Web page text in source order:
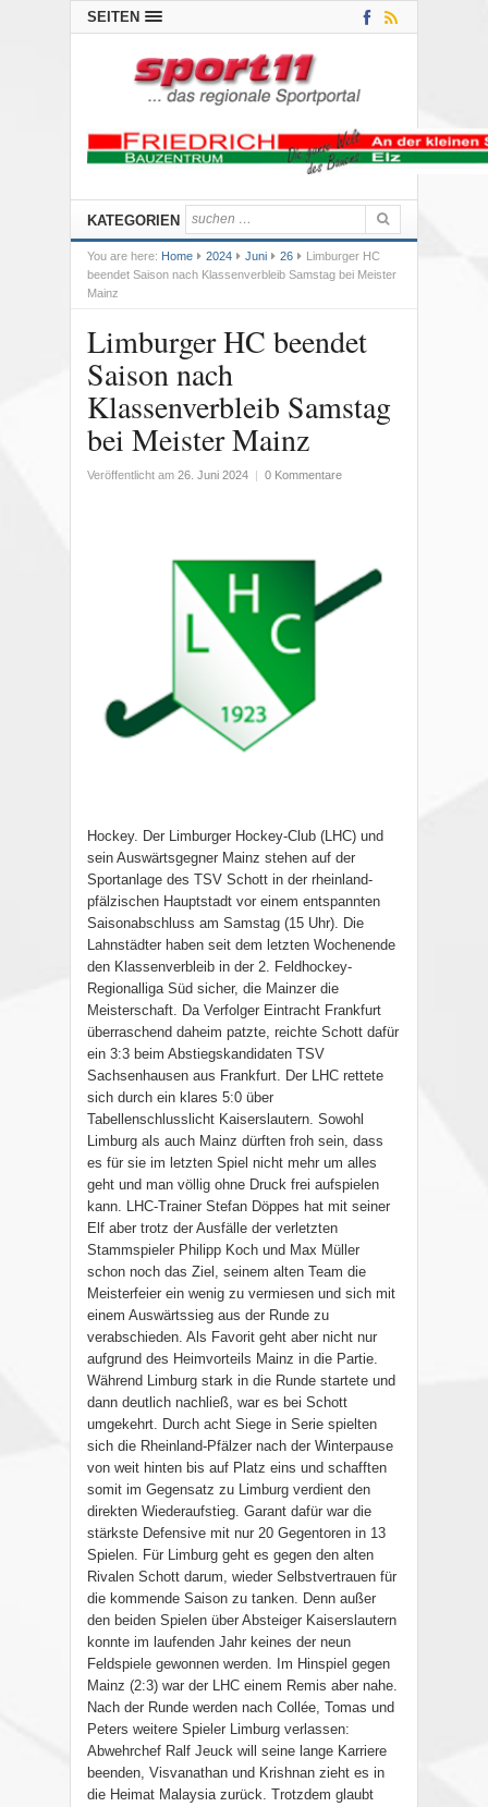
SEITEN
KATEGORIEN
You are here: Home 2024 Juni 26
Limburger HC
beendet Saison nach Klassenverbleib Samstag bei Meister
Mainz
Limburger HC beendet
Saison nach
Klassenverbleib Samstag
bei Meister Mainz
Veröffentlicht am 26. Juni 2024 0 Kommentare
Hockey. Der Limburger Hockey-Club (LHC) und
sein Auswärtsgegner Mainz stehen auf der
Sportanlage des TSV Schott in der rheinland-
pfälzischen Hauptstadt vor einem entspannten
Saisonabschluss am Samstag (15 Uhr). Die
Lahnstädter haben seit dem letzten Wochenende
den Klassenverbleib in der 2. Feldhockey-
Regionalliga Süd sicher, die Mainzer die
Meisterschaft. Da Verfolger Eintracht Frankfurt
überraschend daheim patzte, reichte Schott dafür
ein 3:3 beim Abstiegskandidaten TSV
Sachsenhausen aus Frankfurt. Der LHC rettete
sich durch ein klares 5:0 über
Tabellenschlusslicht Kaiserslautern. Sowohl
Limburg als auch Mainz dürften froh sein, dass
es für sie im letzten Spiel nicht mehr um alles
geht und man völlig ohne Druck frei aufspielen
kann. LHC-Trainer Stefan Döppes hat mit seiner
Elf aber trotz der Ausfälle der verletzten
Stammspieler Philipp Koch und Max Müller
schon noch das Ziel, seinem alten Team die
Meisterfeier ein wenig zu vermiesen und sich mit
einem Auswärtssieg aus der Runde zu
verabschieden. Als Favorit geht aber nicht nur
aufgrund des Heimvorteils Mainz in die Partie.
Während Limburg stark in die Runde startete und
dann deutlich nachließ, war es bei Schott
umgekehrt. Durch acht Siege in Serie spielten
sich die Rheinland-Pfälzer nach der Winterpause
von weit hinten bis auf Platz eins und schafften
somit im Gegensatz zu Limburg verdient den
direkten Wiederaufstieg. Garant dafür war die
stärkste Defensive mit nur 20 Gegentoren in 13
Spielen. Für Limburg geht es gegen den alten
Rivalen Schott darum, wieder Selbstvertrauen für
die kommende Saison zu tanken. Denn außer
den beiden Spielen über Absteiger Kaiserslautern
konnte im laufenden Jahr keines der neun
Feldspiele gewonnen werden. Im Hinspiel gegen
Mainz (2:3) war der LHC einem Remis aber nahe.
Nach der Runde werden nach Collée, Tomas und
Peters weitere Spieler Limburg verlassen:
Abwehrchef Ralf Jeuck will seine lange Karriere
beenden, Visvanathan und Krishnan zieht es in
die Heimat Malaysia zurück. Trotzdem glaubt